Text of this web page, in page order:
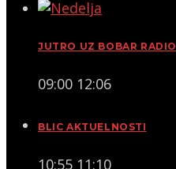
JUTRO UZ BOBAR RADIO
09:00 12:06
BLIC AKTUELNOSTI
10:55 11:10